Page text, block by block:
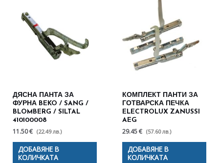
ДЯСНА ПАНТА ЗА
ФУРНА BEKO / SANG /
BLOMBERG / SILTAL
410100008
11.50 € (22.49 лв.)
ДОБАВЯНЕ В
КОЛИЧКАТА
КОМПЛЕКТ ПАНТИ ЗА
ГОТВАРСКА ПЕЧКА
ELECTROLUX ZANUSSI
AEG
29.45 € (57.60 лв.)
ДОБАВЯНЕ В
КОЛИЧКАТА